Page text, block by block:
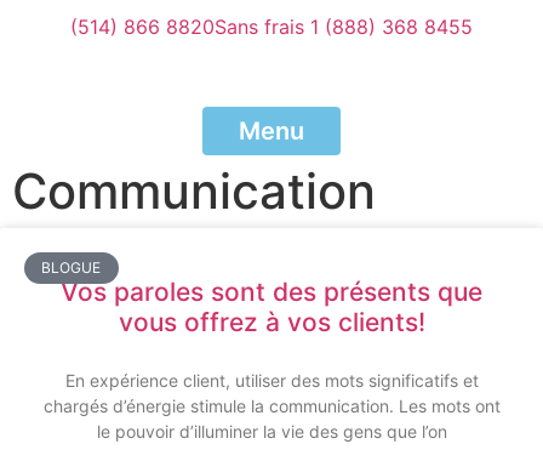
(514) 866 8820Sans frais 1 (888) 368 8455
Menu
Communication
BLOGUE
Vos paroles sont des présents que
vous offrez à vos clients!
En expérience client, utiliser des mots significatifs et
chargés d’énergie stimule la communication. Les mots ont
le pouvoir d’illuminer la vie des gens que l’on